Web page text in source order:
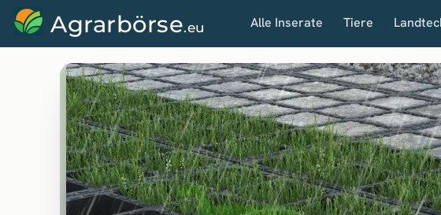
Agrarbörse.eu Alle Inserate Tiere